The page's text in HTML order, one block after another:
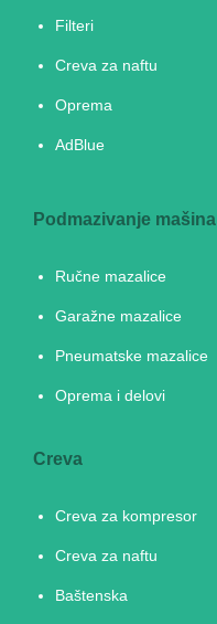
Filteri
Creva za naftu
Oprema
AdBlue
Podmazivanje mašina
Ručne mazalice
Garažne mazalice
Pneumatske mazalice
Oprema i delovi
Creva
Creva za kompresor
Creva za naftu
Baštenska